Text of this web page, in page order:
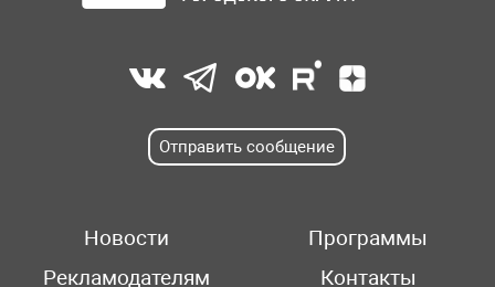
Отправить сообщение
Новости
Программы
Рекламодателям
Контакты